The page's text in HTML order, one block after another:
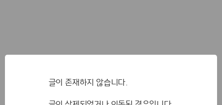
글이 존재하지 않습니다.